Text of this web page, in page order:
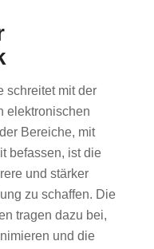
schreitet mit der
elektronischen
Bereiche, mit
befassen, ist die
und stärker
zu schaffen. Die
tragen dazu bei,
und die